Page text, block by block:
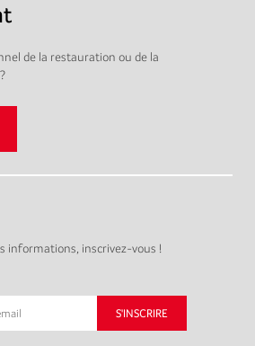
de la restauration ou de la
informations, inscrivez-vous !